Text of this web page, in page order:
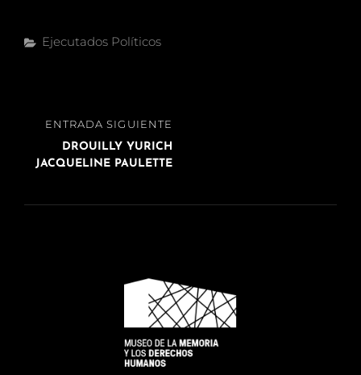
Categorías
Ejecutados Políticos
Navegación
entradas
ENTRADA
SIGUIENTE
ENTRADA SIGUIENTE
DROUILLY YURICH
JACQUELINE PAULETTE